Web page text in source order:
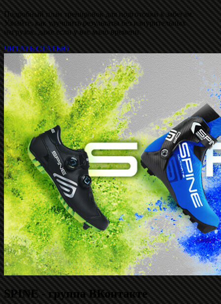
Подробный план тренировок для подготовки к забегам.
Узнайте, как улучшить результаты без изнурительных
нагрузок, даже если у вас мало времени.
ЧИТАТЬ СТАТЬЮ
SPINE - группа ВКонтакте